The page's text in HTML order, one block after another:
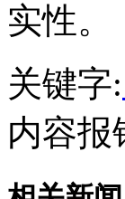
实性。
关键字:
内容报